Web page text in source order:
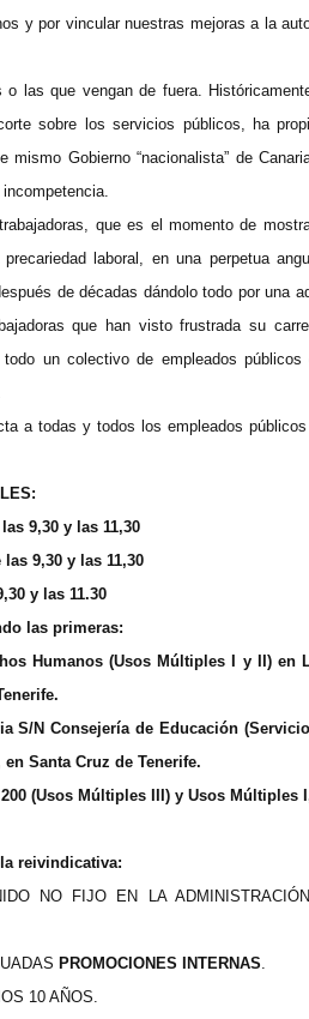
y por vincular nuestras mejoras a la
las que vengan de fuera.
sobre los servicios públicos, ha
Gobierno “nacionalista” de
que es el momento de
laboral, en una perpetua
de décadas dándolo todo por una
que han visto frustrada su
un colectivo de empleados públicos
a todas y todos los empleados
9,30 y las 11,30
9,30 y las 11,30
y las 11.30
las primeras:
Humanos (Usos Múltiples I y II) en
S/N Consejería de Educación
Santa Cruz de Tenerife.
(Usos Múltiples III) y Usos Múltiples
reivindicativa:
NO FIJO EN LA
PROMOCIONES INTERNAS
10 AÑOS.